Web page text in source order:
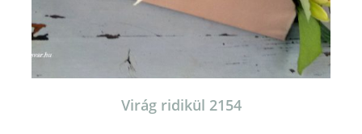
Virág ridikül 2154